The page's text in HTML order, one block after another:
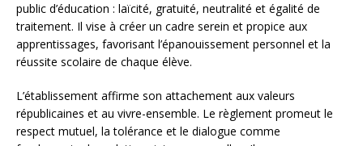
public d’éducation : laïcité, gratuité, neutralité et égalité de
traitement. Il vise à créer un cadre serein et propice aux
apprentissages, favorisant l’épanouissement personnel et la
réussite scolaire de chaque élève.
L’établissement affirme son attachement aux valeurs
républicaines et au vivre-ensemble. Le règlement promeut le
respect mutuel, la tolérance et le dialogue comme